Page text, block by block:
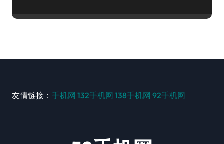
友情链接： 手机网 132手机网 138手机网 92手机网